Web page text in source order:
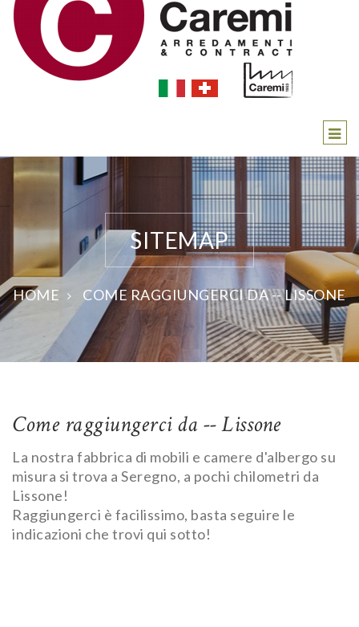
SITEMAP
HOME COME RAGGIUNGERCI DA -- LISSONE
Come raggiungerci da -- Lissone
La nostra fabbrica di mobili e camere d'albergo su
misura si trova a Seregno, a pochi chilometri da
Lissone!
Raggiungerci è facilissimo, basta seguire le
indicazioni che trovi qui sotto!